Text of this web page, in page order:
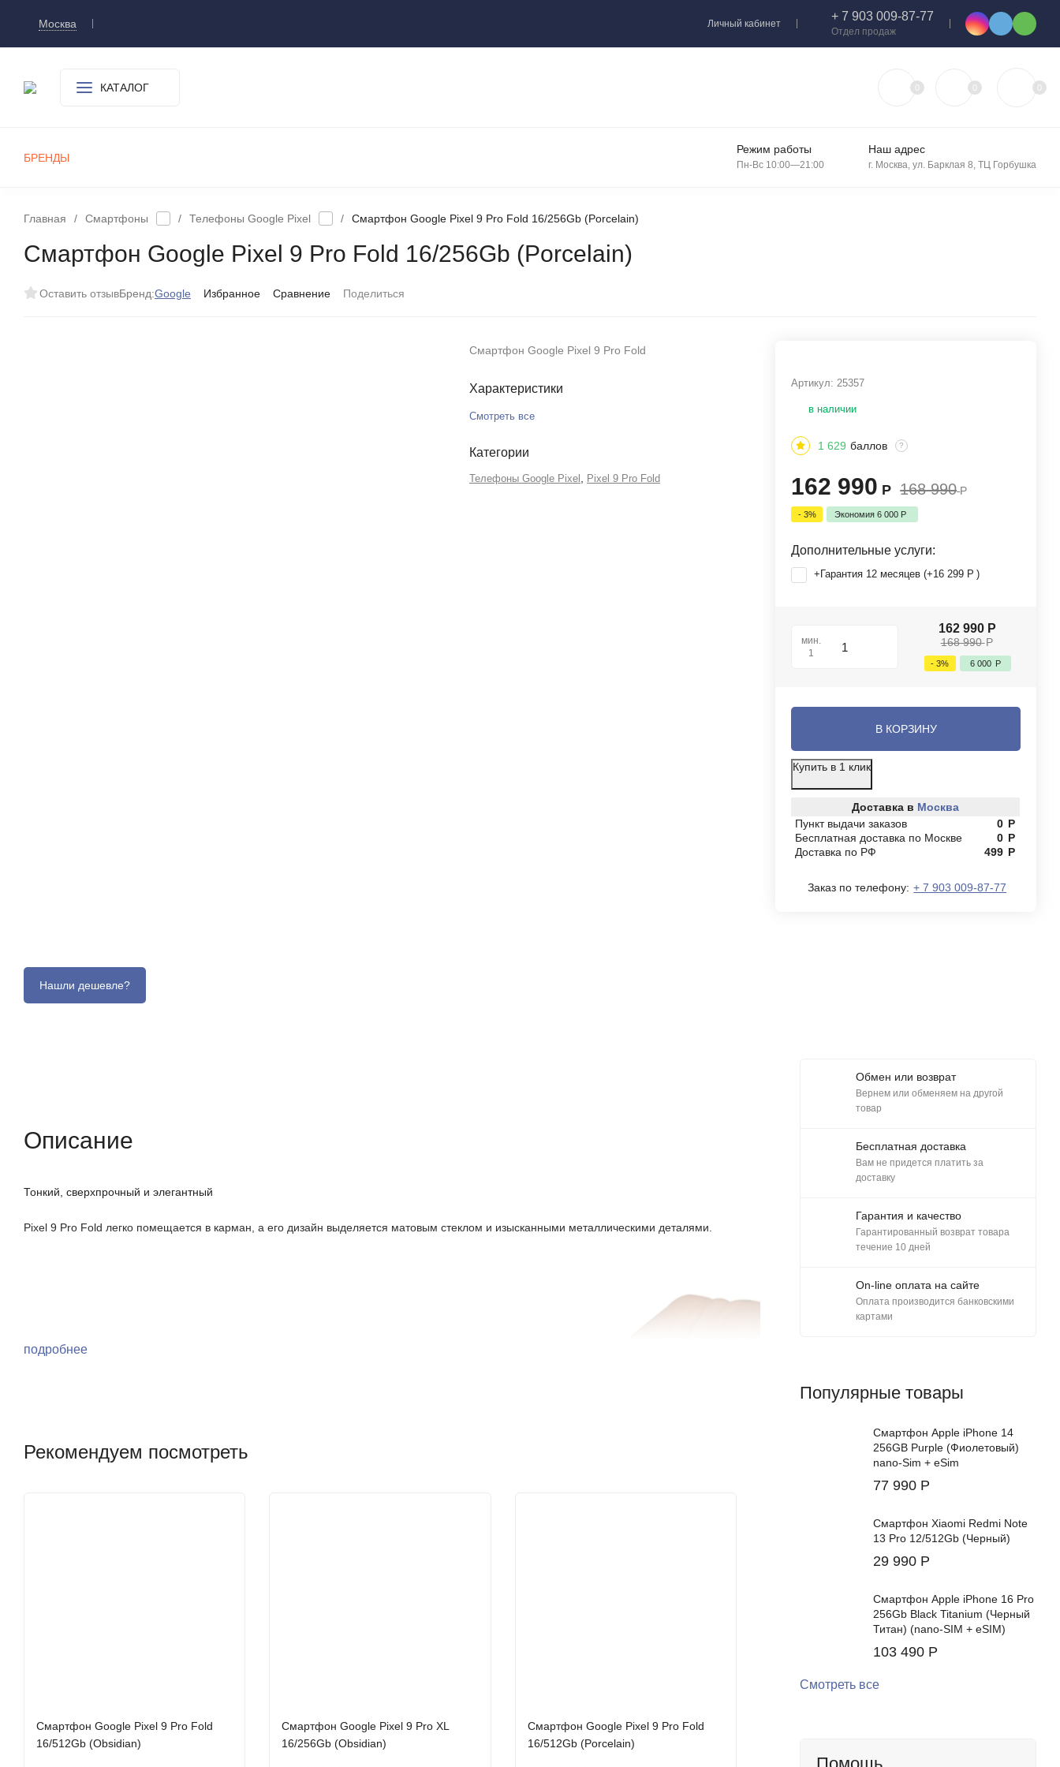
Москва Личный кабинет
+ 7 903 009-87-77
Отдел продаж
КАТАЛОГ 0 0 0
БРЕНДЫ
Режим работы
Пн-Вс 10:00—21:00
Наш адрес
г. Москва, ул. Барклая 8, ТЦ Горбушка
Главная / Смартфоны / Телефоны Google Pixel / Смартфон Google Pixel 9 Pro Fold 16/256Gb (Porcelain)
Смартфон Google Pixel 9 Pro Fold 16/256Gb (Porcelain)
Оставить отзывБренд:Google Избранное Сравнение Поделиться
Смартфон Google Pixel 9 Pro Fold
Характеристики
Смотреть все
Категории
Телефоны Google Pixel Pixel 9 Pro Fold
Артикул:25357
в наличии
1 629 баллов ?
162 990 Р 168 990 Р
- 3% Экономия6 000 Р
Дополнительные услуги:
+Гарантия 12 месяцев (+16 299 Р )
мин.
1
162 990 Р
168 990 Р
- 3% 6 000 Р
В КОРЗИНУ
Купить в 1 клик
Доставка в Москва
Пункт выдачи заказов
0 Р
Бесплатная доставка по Москве
0 Р
Доставка по РФ
499 Р
Заказ по телефону: + 7 903 009-87-77
Описание
Тонкий, сверхпрочный и элегантный
Pixel 9 Pro Fold легко помещается в карман, а его дизайн выделяется матовым стеклом и изысканными металлическими деталями.
подробнее
Рекомендуем посмотреть
Смартфон Google Pixel 9 Pro Fold
16/512Gb (Obsidian)
Смартфон Google Pixel 9 Pro XL
16/256Gb (Obsidian)
Смартфон Google Pixel 9 Pro Fold
16/512Gb (Porcelain)
Обмен или возврат
Вернем или обменяем на другой
товар
Бесплатная доставка
Вам не придется платить за
доставку
Гарантия и качество
Гарантированный возврат товара
течение 10 дней
On-line оплата на сайте
Оплата производится банковскими
картами
Популярные товары
Смартфон Apple iPhone 14
256GB Purple (Фиолетовый)
nano-Sim + eSim
77 990 Р
Смартфон Xiaomi Redmi Note
13 Pro 12/512Gb (Черный)
29 990 Р
Смартфон Apple iPhone 16 Pro
256Gb Black Titanium (Черный
Титан) (nano-SIM + eSIM)
103 490 Р
Смотреть все